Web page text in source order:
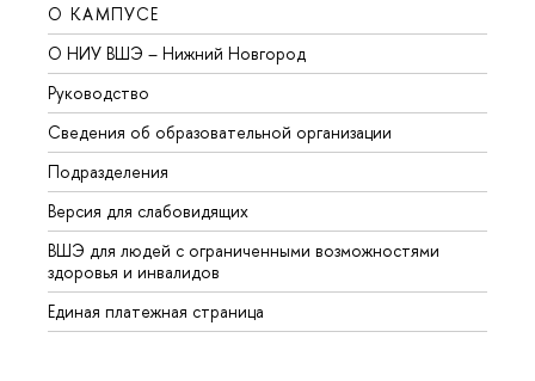
О КАМПУСЕ
О НИУ ВШЭ – Нижний Новгород
Руководство
Сведения об образовательной организации
Подразделения
Версия для слабовидящих
ВШЭ для людей с ограниченными возможностями
здоровья и инвалидов
Единая платежная страница